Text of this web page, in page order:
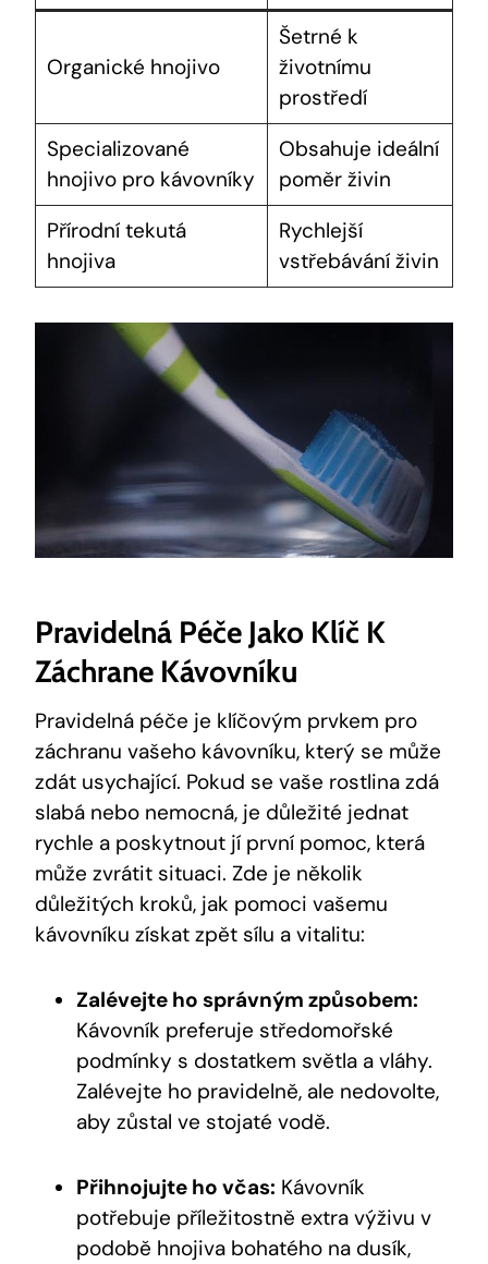
Organické hnojivo
Šetrné k
životnímu
prostředí
Specializované
hnojivo pro kávovníky
Obsahuje ideální
poměr živin
Přírodní tekutá
hnojiva
Rychlejší
vstřebávání živin
Pravidelná Péče Jako Klíč K
Záchrane Kávovníku
Pravidelná péče je klíčovým prvkem pro
záchranu vašeho kávovníku, který se může
zdát usychající. Pokud se vaše rostlina zdá
slabá nebo nemocná, je důležité jednat
rychle a poskytnout jí první pomoc, která
může zvrátit situaci. Zde je několik
důležitých kroků, jak pomoci vašemu
kávovníku získat zpět sílu a vitalitu:
Zalévejte ho správným způsobem:
Kávovník preferuje středomořské
podmínky s dostatkem světla a vláhy.
Zalévejte ho pravidelně, ale nedovolte,
aby zůstal ve stojaté vodě.
Přihnojujte ho včas: Kávovník
potřebuje příležitostně extra výživu v
podobě hnojiva bohatého na dusík,